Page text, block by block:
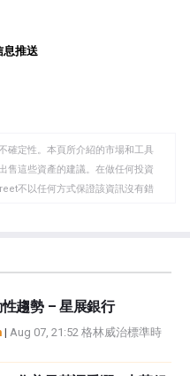
幣走強。然而，如果經濟
息推送
確定性。本頁所介紹的市場和工具
售這些資產的建議。在做任何投資
不以任何方式保證該資訊沒有錯
策或立場。作者不對本頁連結的
，作者在本文中提到的任何股票
司有業務關係。除了FXStreet，作
對該資訊的準確性、完整性或適用
趨勢 – 星展銀行
| Aug 07, 21:52 格林威治標準時